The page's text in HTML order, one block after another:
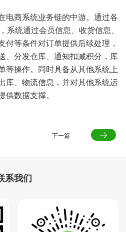
商系统业务链的中游。通过各
系统通过会员信息、收货信息、
付等条件对订单提供后续处理，
、分发仓库、通知扣减积分，库
等操作。同时具备从其他系统上
库、物流信息，并对其他系统运
供数据支撑。
下一篇
系我们